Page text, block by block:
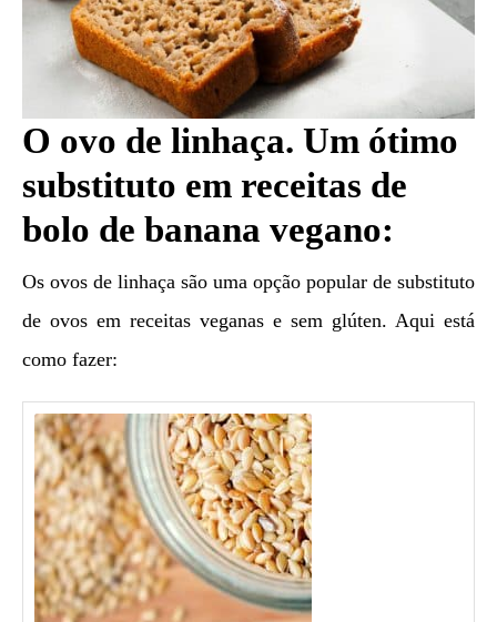
O ovo de linhaça. Um ótimo
substituto em receitas de
bolo de banana vegano:
Os ovos de linhaça são uma opção popular de substituto
de ovos em receitas veganas e sem glúten. Aqui está
como fazer: